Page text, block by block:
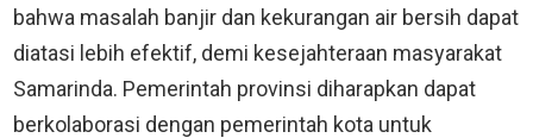
bahwa masalah banjir dan kekurangan air bersih dapat
diatasi lebih efektif, demi kesejahteraan masyarakat
Samarinda. Pemerintah provinsi diharapkan dapat
berkolaborasi dengan pemerintah kota untuk